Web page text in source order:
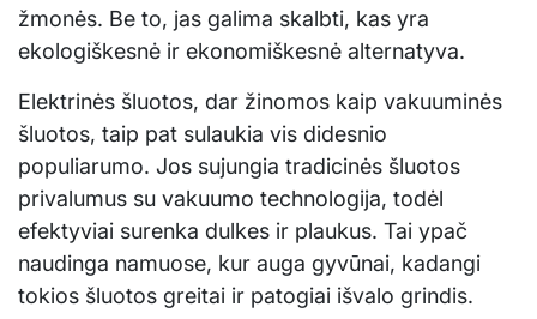
žmonės. Be to, jas galima skalbti, kas yra
ekologiškesnė ir ekonomiškesnė alternatyva.
Elektrinės šluotos, dar žinomos kaip vakuuminės
šluotos, taip pat sulaukia vis didesnio
populiarumo. Jos sujungia tradicinės šluotos
privalumus su vakuumo technologija, todėl
efektyviai surenka dulkes ir plaukus. Tai ypač
naudinga namuose, kur auga gyvūnai, kadangi
tokios šluotos greitai ir patogiai išvalo grindis.